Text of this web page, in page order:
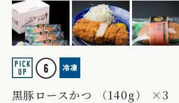
黒豚ロースかつ （140g） ×3